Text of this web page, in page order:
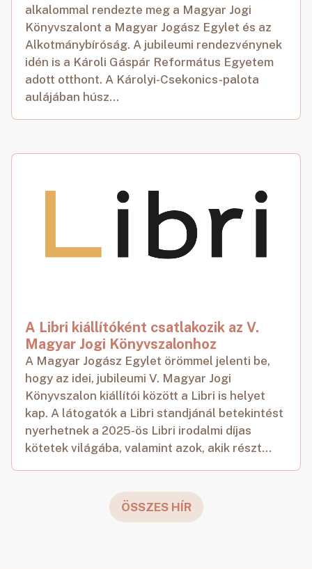
alkalommal rendezte meg a Magyar Jogi
Könyvszalont a Magyar Jogász Egylet és az
Alkotmánybíróság. A jubileumi rendezvénynek
idén is a Károli Gáspár Református Egyetem
adott otthont. A Károlyi-Csekonics-palota
aulájában húsz...
A Libri kiállítóként csatlakozik az V.
Magyar Jogi Könyvszalonhoz
A Magyar Jogász Egylet örömmel jelenti be,
hogy az idei, jubileumi V. Magyar Jogi
Könyvszalon kiállítói között a Libri is helyet
kap. A látogatók a Libri standjánál betekintést
nyerhetnek a 2025-ös Libri irodalmi díjas
kötetek világába, valamint azok, akik részt...
ÖSSZES HÍR